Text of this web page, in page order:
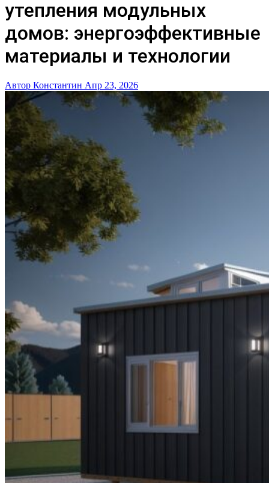
утепления модульных
домов: энергоэффективные
материалы и технологии
Автор Константин Апр 23, 2026